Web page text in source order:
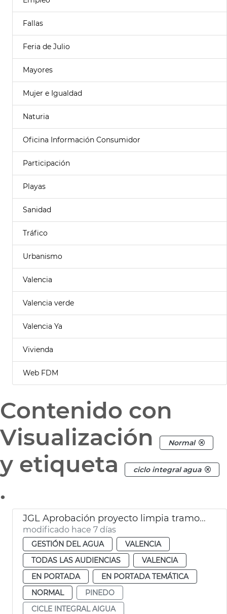
Fallas
Feria de Julio
Mayores
Mujer e Igualdad
Naturia
Oficina Información Consumidor
Participación
Playas
Sanidad
Tráfico
Urbanismo
Valencia
Valencia verde
Valencia Ya
Vivienda
Web FDM
Contenido con
Visualización
Normal
y etiqueta ciclo integral agua
.
JGL Aprobación proyecto limpia tramo III Colector Norte
modificado hace 7 días
GESTIÓN DEL AGUA
VALENCIA
TODAS LAS AUDIENCIAS
VALENCIA
EN PORTADA
EN PORTADA TEMÁTICA
NORMAL
PINEDO
CICLE INTEGRAL AIGUA